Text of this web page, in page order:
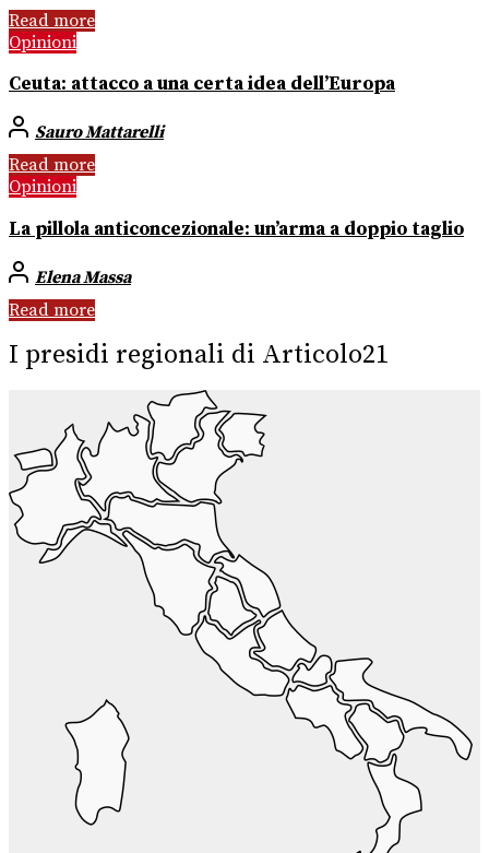
Read more
Opinioni
Ceuta: attacco a una certa idea dell’Europa
Sauro Mattarelli
Read more
Opinioni
La pillola anticoncezionale: un’arma a doppio taglio
Elena Massa
Read more
I presidi regionali di Articolo21